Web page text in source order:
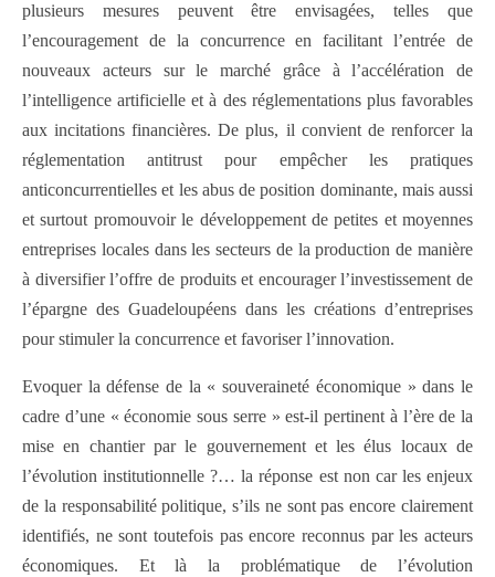
plusieurs mesures peuvent être envisagées, telles que
l’encouragement de la concurrence en facilitant l’entrée de
nouveaux acteurs sur le marché grâce à l’accélération de
l’intelligence artificielle et à des réglementations plus favorables
aux incitations financières. De plus, il convient de renforcer la
réglementation antitrust pour empêcher les pratiques
anticoncurrentielles et les abus de position dominante, mais aussi
et surtout promouvoir le développement de petites et moyennes
entreprises locales dans les secteurs de la production de manière
à diversifier l’offre de produits et encourager l’investissement de
l’épargne des Guadeloupéens dans les créations d’entreprises
pour stimuler la concurrence et favoriser l’innovation.
Evoquer la défense de la « souveraineté économique » dans le
cadre d’une « économie sous serre » est-il pertinent à l’ère de la
mise en chantier par le gouvernement et les élus locaux de
l’évolution institutionnelle ?… la réponse est non car les enjeux
de la responsabilité politique, s’ils ne sont pas encore clairement
identifiés, ne sont toutefois pas encore reconnus par les acteurs
économiques. Et là la problématique de l’évolution